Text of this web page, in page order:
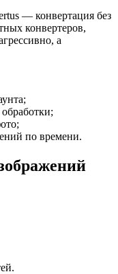
— конвертация без
конвертеров,
а
по времени.